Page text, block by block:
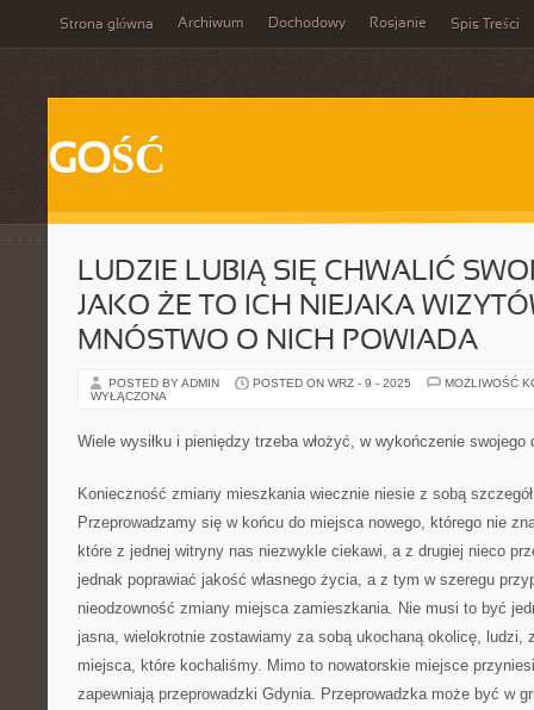
Strona główna Archiwum Dochodowy Rosjanie Spis Treści
GOŚĆ
LUDZIE LUBIĄ SIĘ CHWALIĆ
JAKO ŻE TO ICH NIEJAKA
MNÓSTWO O NICH POWIADA
POSTED BY ADMIN POSTED ON WRZ - 9 - 2025
MOŻLIWOŚĆ
WYŁĄCZONA
Wiele wysiłku i pieniędzy trzeba włożyć, w wykończenie swojego
Konieczność zmiany mieszkania wiecznie niesie z sobą
Przeprowadzamy się w końcu do miejsca nowego, którego nie
które z jednej witryny nas niezwykle ciekawi, a z drugiej nieco
jednak poprawiać jakość własnego życia, a z tym w szeregu
nieodzowność zmiany miejsca zamieszkania. Nie musi to być
jasna, wielokrotnie zostawiamy za sobą ukochaną okolicę,
miejsca, które kochaliśmy. Mimo to nowatorskie miejsce
zapewniają przeprowadzki Gdynia. Przeprowadzka może być w